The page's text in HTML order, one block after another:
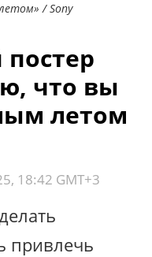
/ Sony
что вы
летом
18:42 GMT+3
привлечь